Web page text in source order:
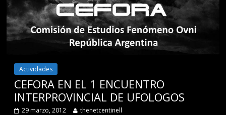
Actividades
CEFORA EN EL 1 ENCUENTRO
INTERPROVINCIAL DE UFOLOGOS
29 marzo, 2012 thenetcentinell